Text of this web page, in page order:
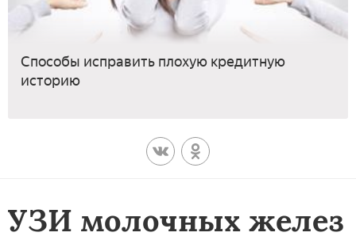
Способы исправить плохую кредитную
историю
УЗИ молочных желез